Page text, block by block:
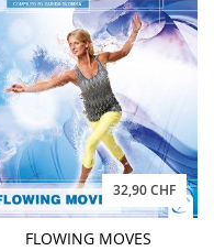
32,90 CHF
FLOWING MOVES